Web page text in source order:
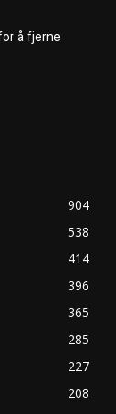
å fjerne
904
538
414
396
365
285
227
208